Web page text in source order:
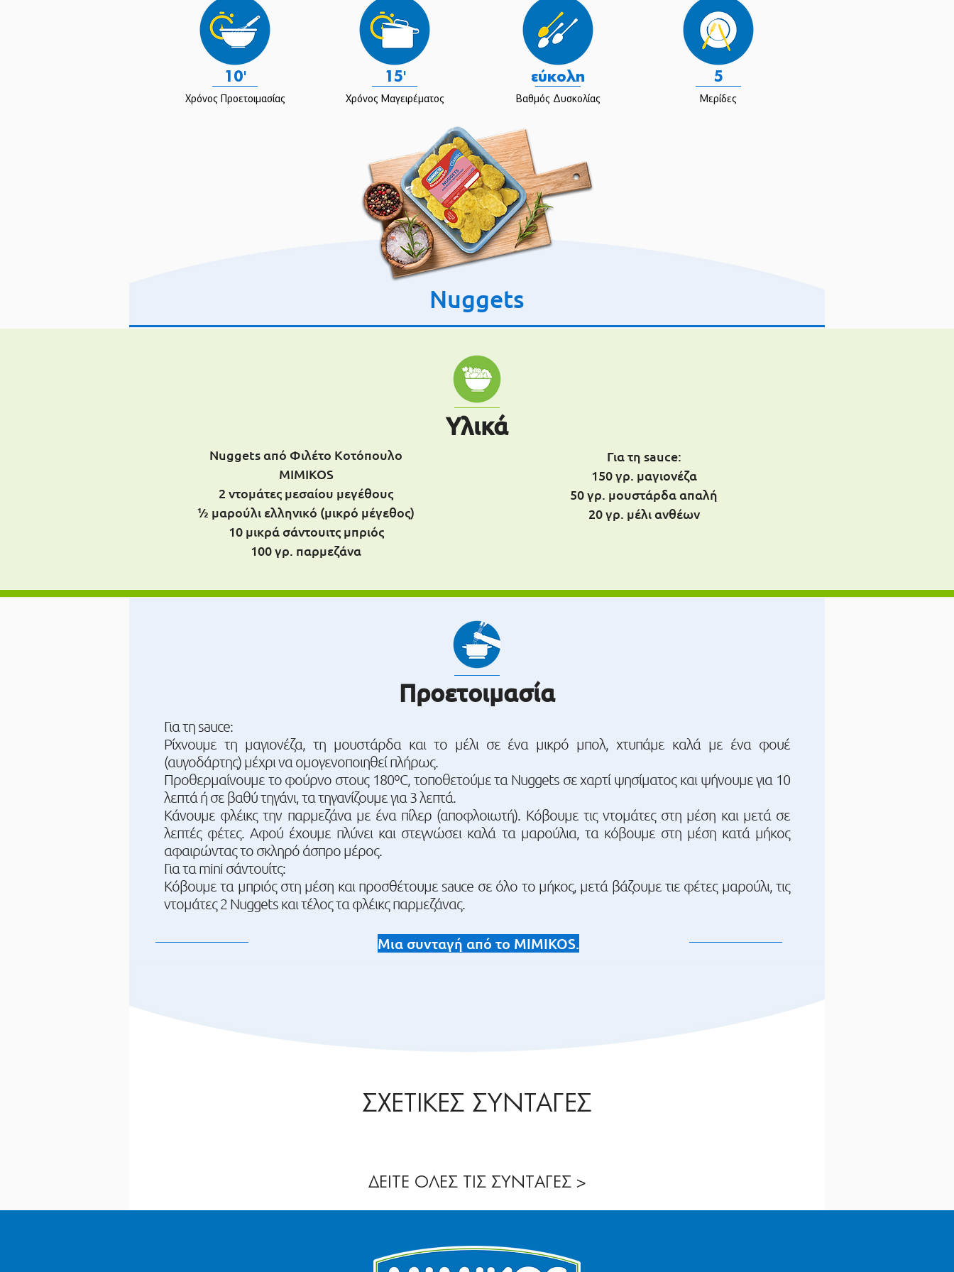
10' 15' εύκολη 5
Χρόνος Μαγειρέματος
Χρόνος Προετοιμασίας Βαθμός Δυσκολίας Μερίδες
Nuggets
Υλικά
Για τη sauce:
150 γρ. μαγιονέζα
50 γρ. μουστάρδα απαλή
20 γρ. μέλι ανθέων
Nuggets από Φιλέτο Κοτόπουλο
ΜΙΜΙΚΟS
2 ντομάτες μεσαίου μεγέθους
½ μαρούλι ελληνικό (μικρό μέγεθος)
10 μικρά σάντουιτς μπριός
100 γρ. παρμεζάνα
Προετοιμασία
Για τη sauce:
Ρίχνουμε τη μαγιονέζα, τη μουστάρδα και το μέλι σε ένα μικρό μπολ, χτυπάμε καλά με ένα φουέ
(αυγοδάρτης) μέχρι να ομογενοποιηθεί πλήρως.
Προθερμαίνουμε το φούρνο στους 180ºC, τοποθετούμε τα Nuggets σε χαρτί ψησίματος και ψήνουμε για 10
λεπτά ή σε βαθύ τηγάνι, τα τηγανίζουμε για 3 λεπτά.
Κάνουμε φλέικς την παρμεζάνα με ένα πίλερ (αποφλοιωτή). Κόβουμε τις ντομάτες στη μέση και μετά σε
λεπτές φέτες. Αφού έχουμε πλύνει και στεγνώσει καλά τα μαρούλια, τα κόβουμε στη μέση κατά μήκος
αφαιρώντας το σκληρό άσπρο μέρος.
Για τα mini σάντουίτς:
Κόβουμε τα μπριός στη μέση και προσθέτουμε sauce σε όλο το μήκος, μετά βάζουμε τιε φέτες μαρούλι, τις
ντομάτες 2 Nuggets και τέλος τα φλέικς παρμεζάνας.
Μια συνταγή από το MIMIKOS.
ΣΧΕΤΙΚΕΣ ΣΥΝΤΑΓΕΣ
ΔΕΙΤΕ ΟΛΕΣ ΤΙΣ ΣΥΝΤΑΓΕΣ >